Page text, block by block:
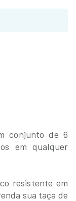
conjunto de 6
em qualquer
resistente em
sua taça de